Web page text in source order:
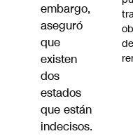
embargo,
aseguró
que
existen
dos
estados
que están
indecisos.
de